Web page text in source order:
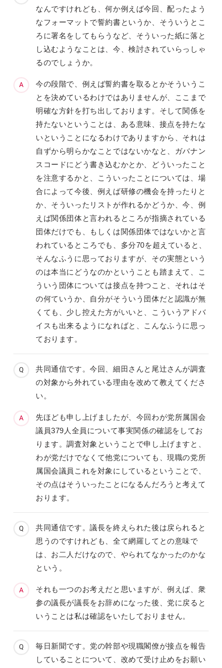
なんですけれども、何か例えば今回、配ったよう
なフォーマットで誓約書というか、そういうとこ
ろに署名をしてもらうなど、そういった紙に落と
し込むようなことは、今、検討されていらっしゃ
るのでしょうか。
今の段階で、例えば誓約書を取るとかそういうこ
とを決めているわけではありませんが、ここまで
明確な方針を打ち出しております。そして関係を
持たないということは、ある意味、接点を持たな
いということになるわけでありますから、それは
自ずから明らかなことではないかなと、ガバナン
スコードにどう書き込むかとか、どういったこと
を注意するかと、こういったことについては、場
合によって今後、例えば研修の機会を持ったりと
か、そういったリストが作れるかどうか、今、例
えば関係団体と言われるところが指摘されている
団体だけでも、もしくは関係団体ではないかと言
われているところでも、多分70を超えていると、
そんなふうに思っておりますが、その実態という
のは本当にどうなのかということも踏まえて、こ
ういう団体については接点を持つこと、それはそ
の何ていうか、自分がそういう団体だと認識が無
くても、少し控えた方がいいと、こういうアドバ
イスも出来るようになればと、こんなふうに思っ
ております。
共同通信です。今回、細田さんと尾辻さんが調査
の対象から外れている理由を改めて教えてくださ
い。
先ほども申し上げましたが、今回わが党所属国会
議員379人全員について事実関係の確認をしてお
ります。調査対象ということで申し上げますと、
わが党だけでなくて他党についても、現職の党所
属国会議員これを対象にしているということで、
その点はそういったことになるんだろうと考えて
おります。
共同通信です。議長を終えられた後は戻られると
思うのですけれども、全て網羅してとの意味で
は、お二人だけなので、やられてなかったのかな
という。
それも一つのお考えだと思いますが、例えば、衆
参の議長が議長をお辞めになった後、党に戻ると
いうことは私は確認をいたしておりません。
毎日新聞です。党の幹部や現職閣僚が接点を報告
していることについて、改めて受け止めをお願い